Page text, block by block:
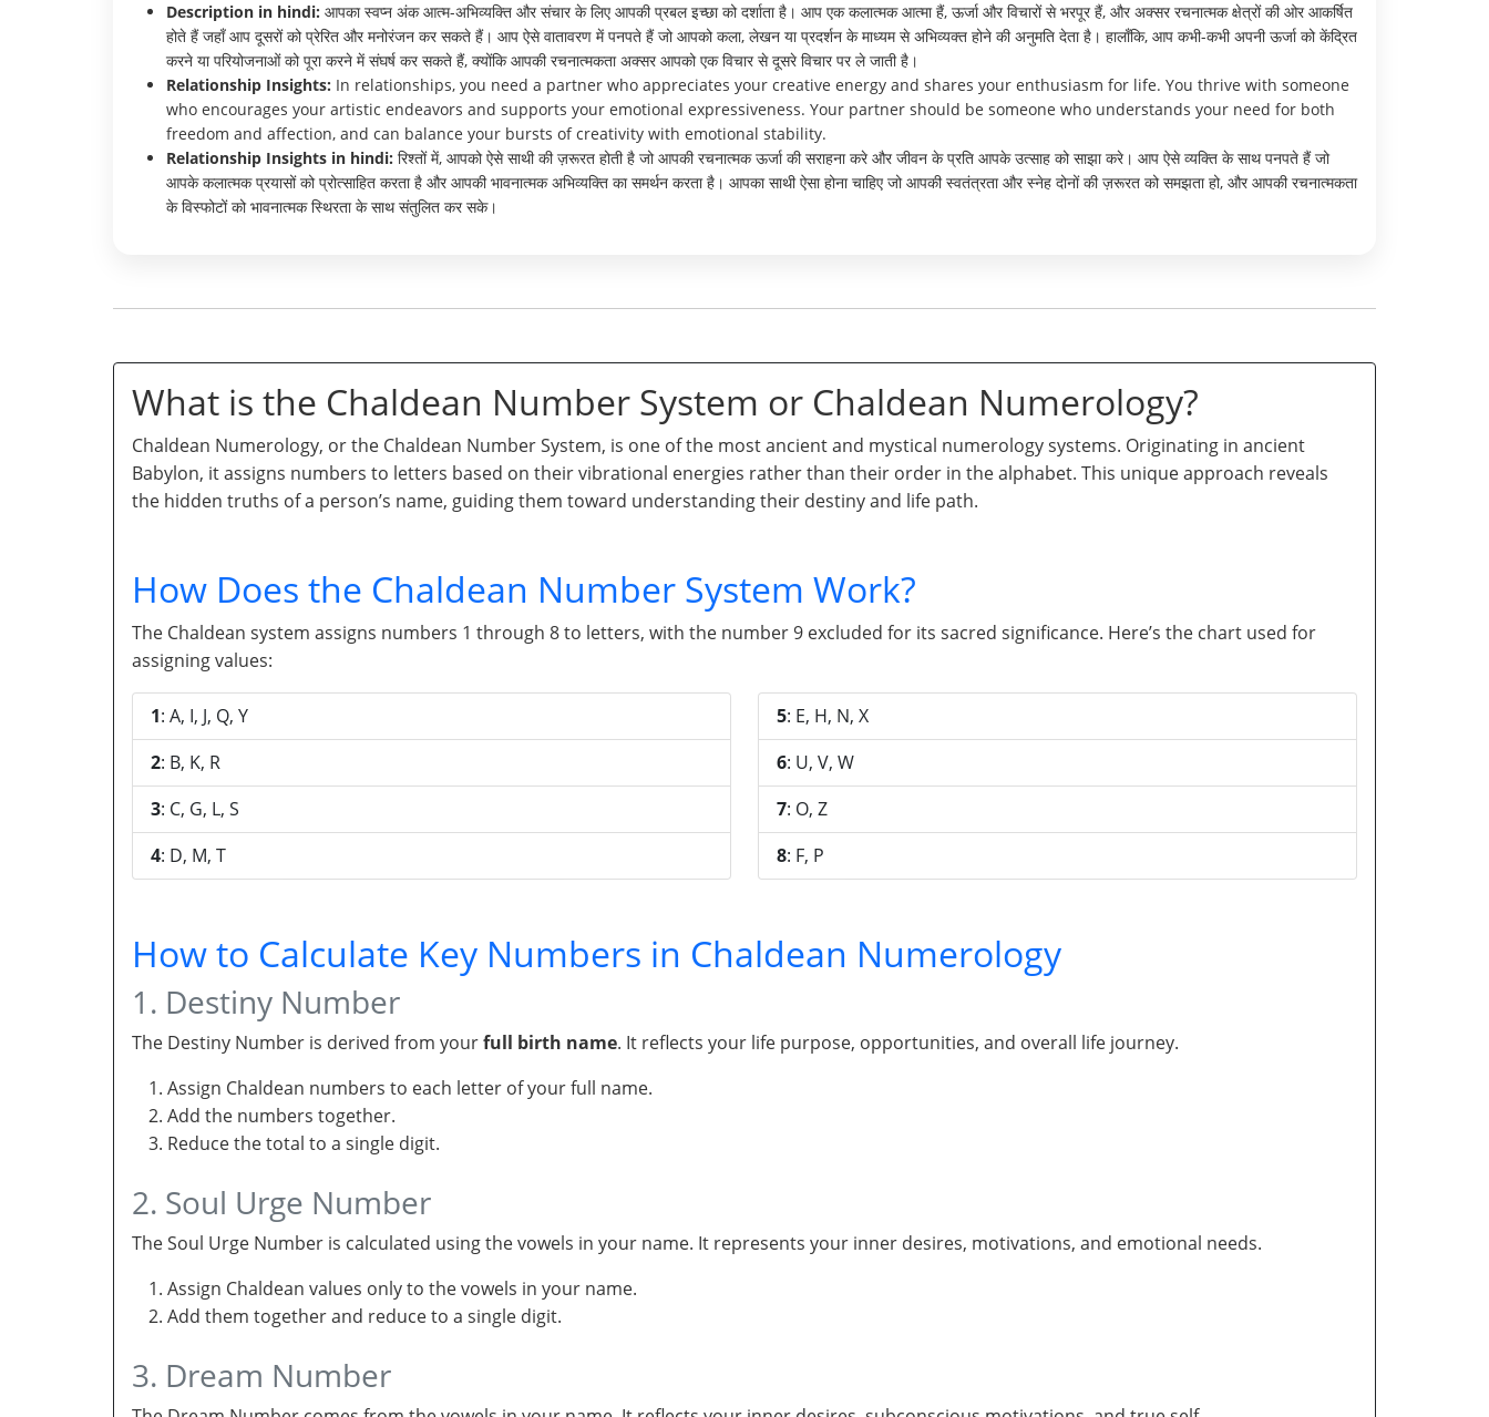
Description in hindi: आपका स्वप्न अंक आत्म-अभिव्यक्ति और संचार के लिए आपकी प्रबल इच्छा को दर्शाता है। आप एक कलात्मक आत्मा हैं, ऊर्जा और विचारों से भरपूर हैं, और अक्सर रचनात्मक क्षेत्रों की ओर आकर्षित
होते हैं जहाँ आप दूसरों को प्रेरित और मनोरंजन कर सकते हैं। आप ऐसे वातावरण में पनपते हैं जो आपको कला, लेखन या प्रदर्शन के माध्यम से अभिव्यक्त होने की अनुमति देता है। हालाँकि, आप कभी-कभी अपनी ऊर्जा को केंद्रित
करने या परियोजनाओं को पूरा करने में संघर्ष कर सकते हैं, क्योंकि आपकी रचनात्मकता अक्सर आपको एक विचार से दूसरे विचार पर ले जाती है।
Relationship Insights: In relationships, you need a partner who appreciates your creative energy and shares your enthusiasm for life. You thrive with someone
who encourages your artistic endeavors and supports your emotional expressiveness. Your partner should be someone who understands your need for both
freedom and affection, and can balance your bursts of creativity with emotional stability.
Relationship Insights in hindi: रिश्तों में, आपको ऐसे साथी की ज़रूरत होती है जो आपकी रचनात्मक ऊर्जा की सराहना करे और जीवन के प्रति आपके उत्साह को साझा करे। आप ऐसे व्यक्ति के साथ पनपते हैं जो
आपके कलात्मक प्रयासों को प्रोत्साहित करता है और आपकी भावनात्मक अभिव्यक्ति का समर्थन करता है। आपका साथी ऐसा होना चाहिए जो आपकी स्वतंत्रता और स्नेह दोनों की ज़रूरत को समझता हो, और आपकी रचनात्मकता
के विस्फोटों को भावनात्मक स्थिरता के साथ संतुलित कर सके।
What is the Chaldean Number System or Chaldean Numerology?
Chaldean Numerology, or the Chaldean Number System, is one of the most ancient and mystical numerology systems. Originating in ancient
Babylon, it assigns numbers to letters based on their vibrational energies rather than their order in the alphabet. This unique approach reveals
the hidden truths of a person’s name, guiding them toward understanding their destiny and life path.
How Does the Chaldean Number System Work?
The Chaldean system assigns numbers 1 through 8 to letters, with the number 9 excluded for its sacred significance. Here’s the chart used for
assigning values:
1: A, I, J, Q, Y
2: B, K, R
3: C, G, L, S
4: D, M, T
5: E, H, N, X
6: U, V, W
7: O, Z
8: F, P
How to Calculate Key Numbers in Chaldean Numerology
1. Destiny Number
The Destiny Number is derived from yourfull birth name. It reflects your life purpose, opportunities, and overall life journey.
Assign Chaldean numbers to each letter of your full name.
Add the numbers together.
Reduce the total to a single digit.
2. Soul Urge Number
The Soul Urge Number is calculated using the vowels in your name. It represents your inner desires, motivations, and emotional needs.
Assign Chaldean values only to the vowels in your name.
Add them together and reduce to a single digit.
3. Dream Number